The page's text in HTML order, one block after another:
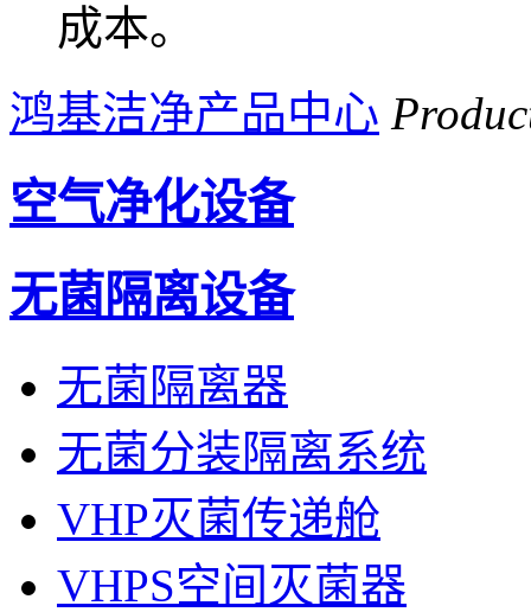
成本。
鸿基洁净产品中心
空气净化设备
无菌隔离设备
无菌隔离器
无菌分装隔离系统
VHP灭菌传递舱
VHPS空间灭菌器